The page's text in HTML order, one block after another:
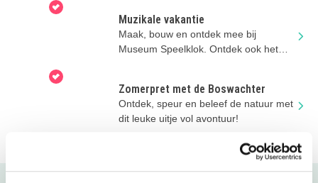
Muzikale vakantie
Maak, bouw en ontdek mee bij
Museum Speelklok. Ontdek ook het
Zomerpret met de Boswachter
Ontdek, speur en beleef de natuur met
dit leuke uitje vol avontuur!